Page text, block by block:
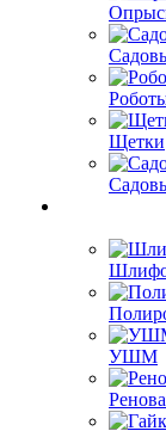
Щетки
УШМ